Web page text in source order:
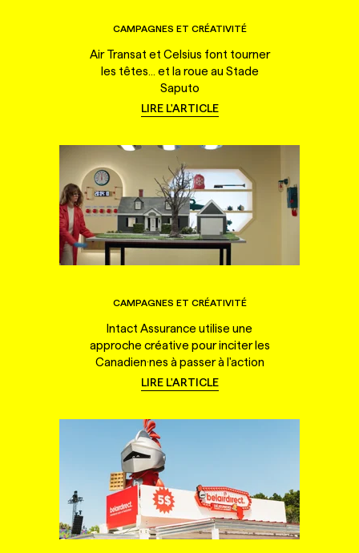
CAMPAGNES ET CRÉATIVITÉ
Air Transat et Celsius font tourner
les têtes... et la roue au Stade
Saputo
LIRE L'ARTICLE
CAMPAGNES ET CRÉATIVITÉ
Intact Assurance utilise une
approche créative pour inciter les
Canadien·nes à passer à l'action
LIRE L'ARTICLE